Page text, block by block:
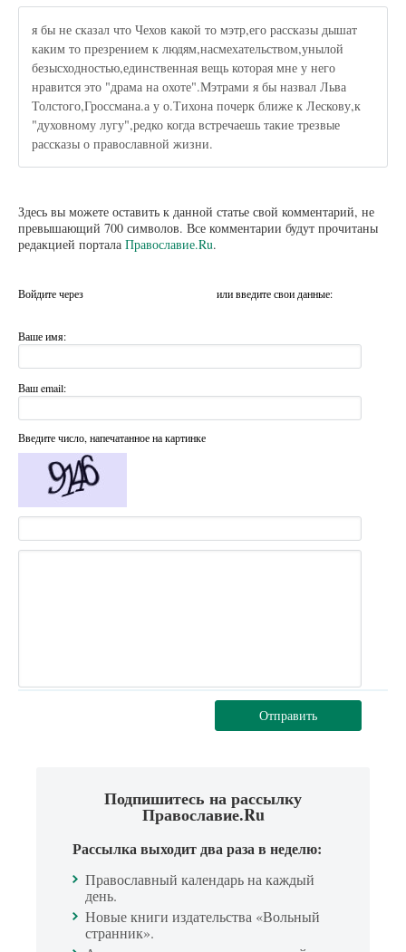
я бы не сказал что Чехов какой то мэтр,его рассказы дышат
каким то презрением к людям,насмехательством,унылой
безысходностью,единственная вещь которая мне у него
нравится это "драма на охоте".Мэтрами я бы назвал Льва
Толстого,Гроссмана.а у о.Тихона почерк ближе к Лескову,к
"духовному лугу",редко когда встречаешь такие трезвые
рассказы о православной жизни.
Здесь вы можете оставить к данной статье свой комментарий, не
превышающий 700 символов. Все комментарии будут прочитаны
редакцией портала Православие.Ru.
Войдите через или введите свои данные:
Ваше имя:
Ваш email:
Введите число, напечатанное на картинке
Отправить
Подпишитесь на рассылку
Православие.Ru
Рассылка выходит два раза в неделю:
Православный календарь на каждый
день.
Новые книги издательства «Вольный
странник».